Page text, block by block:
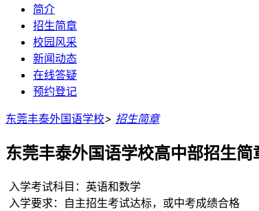
简介
招生简章
校园风采
新闻动态
在线答疑
预约登记
东莞丰泰外国语学校> 招生简章
东莞丰泰外国语学校高中部招生简
入学考试科目：英语和数学
入学要求：自主招生考试达标，或中考成绩合格